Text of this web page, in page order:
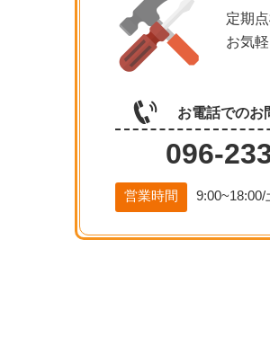
定期
お気
お電話でのお
096-
営業時間